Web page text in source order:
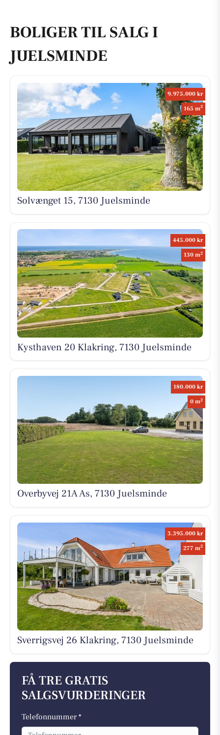
BOLIGER TIL SALG I
JUELSMINDE
9.975.000 kr
165 m2
Solvænget 15, 7130 Juelsminde
445.000 kr
130 m2
Kysthaven 20 Klakring, 7130 Juelsminde
180.000 kr
0 m2
Overbyvej 21A As, 7130 Juelsminde
3.395.000 kr
277 m2
Sverrigsvej 26 Klakring, 7130 Juelsminde
FÅ TRE GRATIS
SALGSVURDERINGER
Telefonnummer *